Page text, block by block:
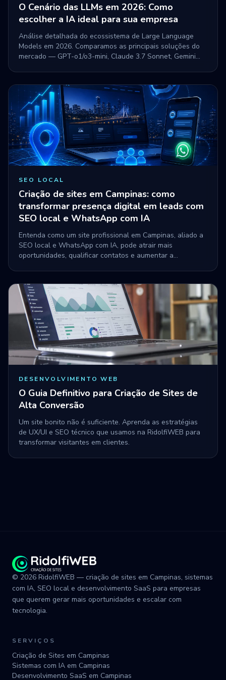
O Cenário das LLMs em 2026: Como
escolher a IA ideal para sua empresa
Análise detalhada do ecossistema de Large Language
Models em 2026. Comparamos as principais soluções do
mercado — GPT-o1/o3-mini, Claude 3.7 Sonnet, Gemini
SEO LOCAL
Criação de sites em Campinas: como
transformar presença digital em leads com
SEO local e WhatsApp com IA
Entenda como um site profissional em Campinas, aliado a
SEO local e WhatsApp com IA, pode atrair mais
oportunidades, qualificar contatos e aumentar a
DESENVOLVIMENTO WEB
O Guia Definitivo para Criação de Sites de
Alta Conversão
Um site bonito não é suficiente. Aprenda as estratégias
de UX/UI e SEO técnico que usamos na RidolfiWEB para
transformar visitantes em clientes.
© 2026 RidolfiWEB — criação de sites em Campinas, sistemas
com IA, SEO local e desenvolvimento SaaS para empresas
que querem gerar mais oportunidades e escalar com
tecnologia.
SERVIÇOS
Criação de Sites em Campinas
Sistemas com IA em Campinas
Desenvolvimento SaaS em Campinas